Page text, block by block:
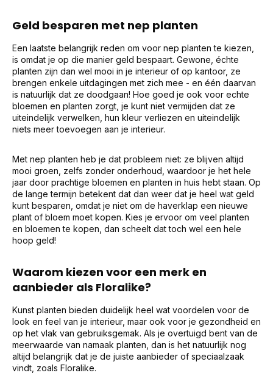
Geld besparen met nep planten
Een laatste belangrijk reden om voor nep planten te kiezen,
is omdat je op die manier geld bespaart. Gewone, échte
planten zijn dan wel mooi in je interieur of op kantoor, ze
brengen enkele uitdagingen met zich mee - en één daarvan
is natuurlijk dat ze doodgaan! Hoe goed je ook voor echte
bloemen en planten zorgt, je kunt niet vermijden dat ze
uiteindelijk verwelken, hun kleur verliezen en uiteindelijk
niets meer toevoegen aan je interieur.
Met nep planten heb je dat probleem niet: ze blijven altijd
mooi groen, zelfs zonder onderhoud, waardoor je het hele
jaar door prachtige bloemen en planten in huis hebt staan. Op
de lange termijn betekent dat dan weer dat je heel wat geld
kunt besparen, omdat je niet om de haverklap een nieuwe
plant of bloem moet kopen. Kies je ervoor om veel planten
en bloemen te kopen, dan scheelt dat toch wel een hele
hoop geld!
Waarom kiezen voor een merk en
aanbieder als Floralike?
Kunst planten bieden duidelijk heel wat voordelen voor de
look en feel van je interieur, maar ook voor je gezondheid en
op het vlak van gebruiksgemak. Als je overtuigd bent van de
meerwaarde van namaak planten, dan is het natuurlijk nog
altijd belangrijk dat je de juiste aanbieder of speciaalzaak
vindt, zoals Floralike.